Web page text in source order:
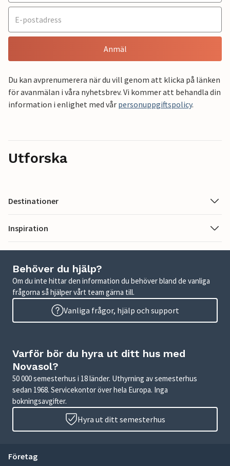
Anmäl
Du kan avprenumerera när du vill genom att klicka på länken
för avanmälan i våra nyhetsbrev. Vi kommer att behandla din
information i enlighet med vår personuppgiftspolicy.
Utforska
Destinationer
Inspiration
Behöver du hjälp?
Om du inte hittar den information du behöver bland de vanliga
frågorna så hjälper vårt team gärna till.
Vanliga frågor, hjälp och support
Varför bör du hyra ut ditt hus med
Novasol?
50 000 semesterhus i 18 länder. Uthyrning av semesterhus
sedan 1968. Servicekontor över hela Europa. Inga
bokningsavgifter.
Hyra ut ditt semesterhus
Företag